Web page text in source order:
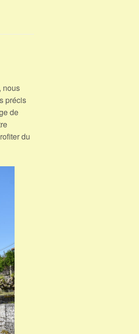
nous
précis
de
du